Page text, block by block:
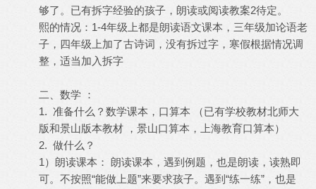
够了。已有拆字经验的孩子，朗读或阅读教案2待定。
熙的情况：1-4年级上都是朗读语文课本，三年级加论语老
子，四年级上加了古诗词，没有拆过字，寒假根据情况调
整，适当加入拆字
二、数学 ：
1. 准备什么？数学课本，口算本 （已有学校教材北师大
版和景山版本教材 ，景山口算本，上海教育口算本）
2. 做什么？
1）朗读课本： 朗读课本，遇到例题，也是朗读，读熟即
可。不按照“能做上题”来要求孩子。遇到“练一练”，也是